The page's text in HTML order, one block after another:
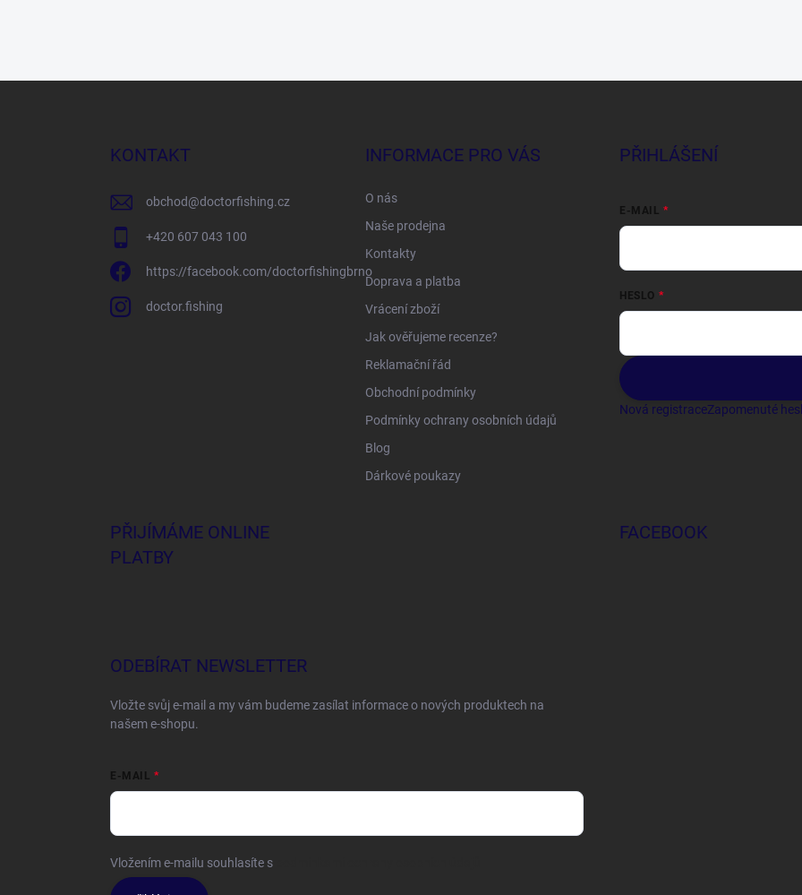
KONTAKT
obchod@doctorfishing.cz
+420 607 043 100
https://facebook.com/doctorfishingbrno
doctor.fishing
INFORMACE PRO VÁS
O nás
Naše prodejna
Kontakty
Doprava a platba
Vrácení zboží
Jak ověřujeme recenze?
Reklamační řád
Obchodní podmínky
Podmínky ochrany osobních údajů
Blog
Dárkové poukazy
PŘIHLÁŠENÍ
E-MAIL
HESLO
Nová registraceZapomenuté
PŘIJÍMÁME ONLINE
PLATBY
FACEBOOK
ODEBÍRAT NEWSLETTER
Vložte svůj e-mail a my vám budeme zasílat informace o nových produktech na
našem e-shopu.
E-MAIL
Vložením e-mailu souhlasíte s